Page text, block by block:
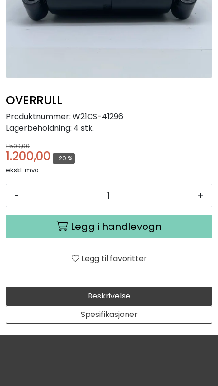
OVERRULL
Produktnummer: W21CS-41296
Lagerbeholdning: 4 stk.
1.500,00
1.200,00 -20 %
ekskl. mva.
- +
Legg i handlevogn
Legg til favoritter
Beskrivelse
Spesifikasjoner